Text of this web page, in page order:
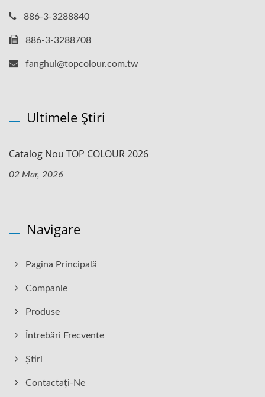
886-3-3288840
886-3-3288708
fanghui@topcolour.com.tw
Ultimele Știri
Catalog Nou TOP COLOUR 2026
02 Mar, 2026
Navigare
Pagina Principală
Companie
Produse
Întrebări Frecvente
Știri
Contactați-Ne